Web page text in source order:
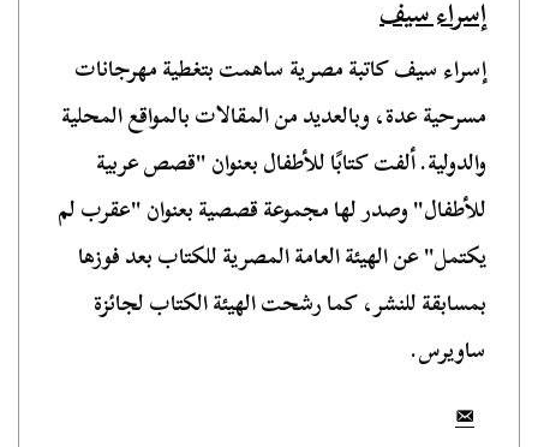
إسراء سيف
إسراء سيف كاتبة مصرية ساهمت بتغطية مهرجانات
مسرحية عدة، وبالعديد من المقالات بالمواقع المحلية
والدولية. ألفت كتابًا للأطفال بعنوان "قصص عربية
للأطفال" وصدر لها مجموعة قصصية بعنوان "عقرب لم
يكتمل" عن الهيئة العامة المصرية للكتاب بعد فوزها
بمسابقة للنشر، كما رشحت الهيئة الكتاب لجائزة
ساويرس.